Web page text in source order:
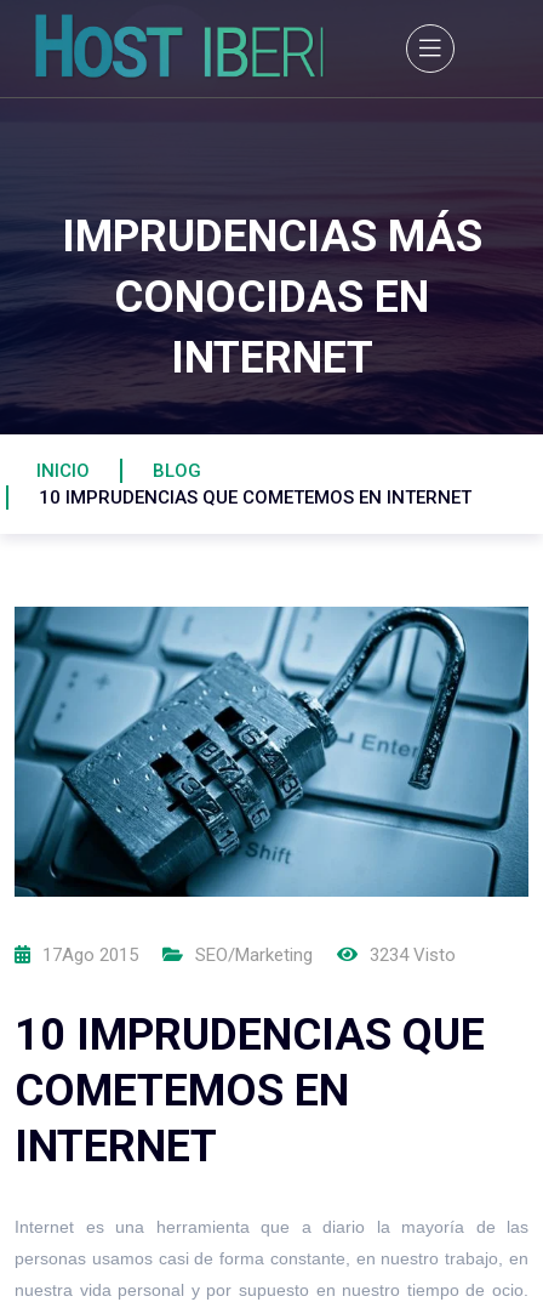
IMPRUDENCIAS MÁS
CONOCIDAS EN
INTERNET
INICIO
BLOG
10 IMPRUDENCIAS QUE COMETEMOS EN INTERNET
17Ago 2015 SEO/Marketing 3234 Visto
10 IMPRUDENCIAS QUE
COMETEMOS EN
INTERNET
Internet es una herramienta que a diario la mayoría de las
personas usamos casi de forma constante, en nuestro trabajo, en
nuestra vida personal y por supuesto en nuestro tiempo de ocio.